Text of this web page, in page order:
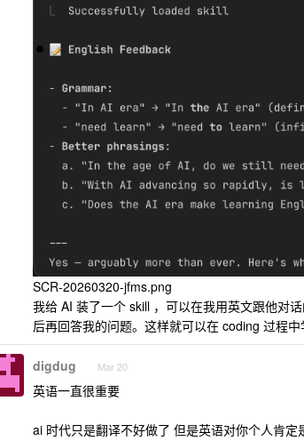
SCR-20260320-jfms.png
我给 AI 装了一个 skill ，可以在我用英文跟他对
后再回答我的问题。这样就可以在 coding 过程中
digdug Mar 20
英语一直很重要
ai 时代只是翻译不好做了 但是英语对你个人肯定